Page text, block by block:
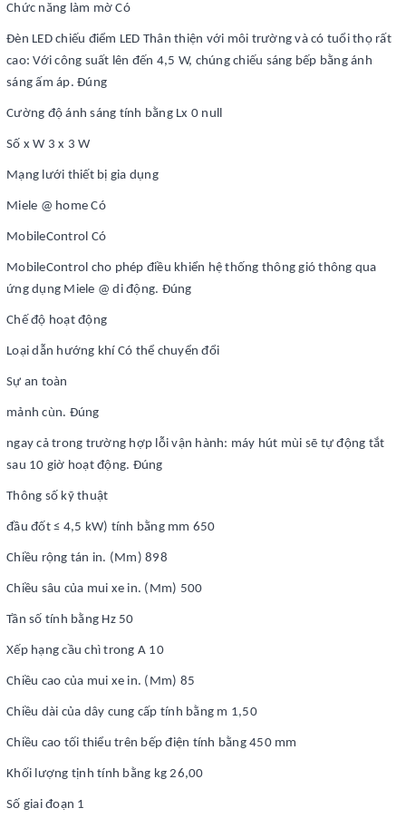
Chức năng làm mờ Có
Đèn LED chiếu điểm LED Thân thiện với môi trường và có tuổi thọ rất
cao: Với công suất lên đến 4,5 W, chúng chiếu sáng bếp bằng ánh
sáng ấm áp. Đúng
Cường độ ánh sáng tính bằng Lx 0 null
Số x W 3 x 3 W
Mạng lưới thiết bị gia dụng
Miele @ home Có
MobileControl Có
MobileControl cho phép điều khiển hệ thống thông gió thông qua
ứng dụng Miele @ di động. Đúng
Chế độ hoạt động
Loại dẫn hướng khí Có thể chuyển đổi
Sự an toàn
mảnh cùn. Đúng
ngay cả trong trường hợp lỗi vận hành: máy hút mùi sẽ tự động tắt
sau 10 giờ hoạt động. Đúng
Thông số kỹ thuật
đầu đốt ≤ 4,5 kW) tính bằng mm 650
Chiều rộng tán in. (Mm) 898
Chiều sâu của mui xe in. (Mm) 500
Tần số tính bằng Hz 50
Xếp hạng cầu chì trong A 10
Chiều cao của mui xe in. (Mm) 85
Chiều dài của dây cung cấp tính bằng m 1,50
Chiều cao tối thiểu trên bếp điện tính bằng 450 mm
Khối lượng tịnh tính bằng kg 26,00
Số giai đoạn 1